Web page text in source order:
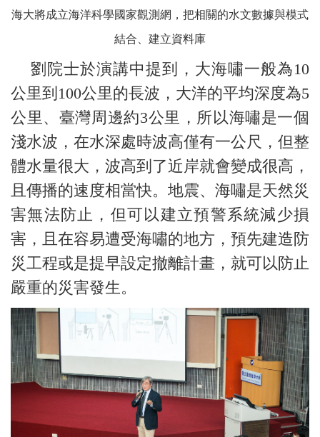
海大將成立海洋科學國家觀測網，把相關的水文數據與模式
結合、建立資料庫
劉院士於演講中提到，大海嘯一般為10
公里到100公里的長波，大洋的平均深度為5
公里、臺灣周邊約3公里，所以海嘯是一個
淺水波，在水深處時波高僅有一公尺，但整
體水量很大，波高到了近岸就會變成很高，
且傳播的速度相當快。地震、海嘯是天然災
害無法防止，但可以建立預警系統減少損
害，且在容易遭受海嘯的地方，預先建造防
災工程或是提早設定撤離計畫，就可以防止
嚴重的災害發生。